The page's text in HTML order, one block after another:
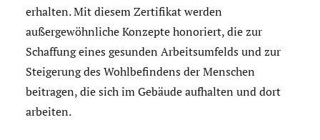
erhalten. Mit diesem Zertifikat werden
außergewöhnliche Konzepte honoriert, die zur
Schaffung eines gesunden Arbeitsumfelds und zur
Steigerung des Wohlbefindens der Menschen
beitragen, die sich im Gebäude aufhalten und dort
arbeiten.